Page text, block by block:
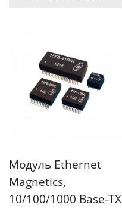
Модуль Ethernet
Magnetics,
10/100/1000 Base-TX